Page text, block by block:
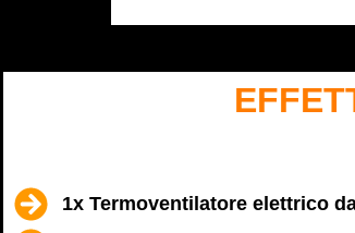
1x Termoventilatore elettrico